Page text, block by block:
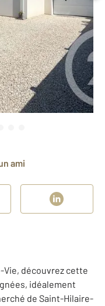
ami
Vie, découvrez cette
idéalement
de Saint-Hilaire-